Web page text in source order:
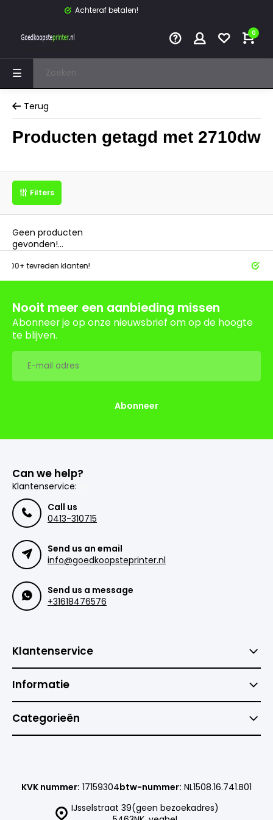
Achteraf betalen!
0
Terug
Producten getagd met 2710dw
Filters
Geen producten
gevonden!...
klanten!
Nooit meer een aanbieding missen
Abonneer je op onze nieuwsbrief om op de hoogte
te blijven.
Abonneer
Can we help?
Klantenservice:
Call us
0413-310715
Send us an email
info@goedkoopsteprinter.nl
Send us a message
+31618476576
Klantenservice
Informatie
Categorieën
IJsselstraat 39(geen bezoekadres)
KVK nummer: 17159304btw-nummer: NL1508.16.741.B01